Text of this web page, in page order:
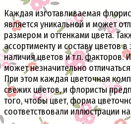
Каждая изготавливаемая
является уникальной и может
размером и оттенками цвета.
ассортименту и составу цветов
наличия цветов и т.п. факторов.
может незначительно
При этом каждая цветочная
свежих цветов, и флористы
того, чтобы цвет, форма
соответствовали иллюстрации